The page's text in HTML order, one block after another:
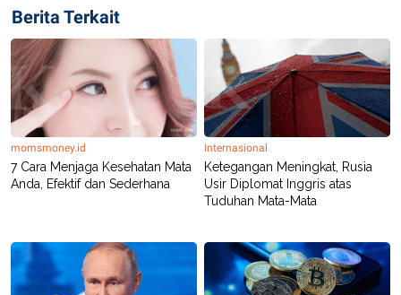
Berita Terkait
momsmoney.id
7 Cara Menjaga Kesehatan Mata
Anda, Efektif dan Sederhana
Internasional
Ketegangan Meningkat, Rusia
Usir Diplomat Inggris atas
Tuduhan Mata-Mata